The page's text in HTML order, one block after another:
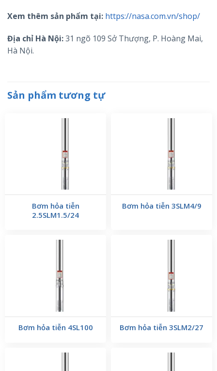
Xem thêm sản phẩm tại: https://nasa.com.vn/shop/
Địa chỉ Hà Nội:31 ngõ 109 Sở Thượng, P. Hoàng Mai,
Hà Nội.
Sản phẩm tương tự
Bơm hỏa tiễn
2.5SLM1.5/24
Bơm hỏa tiễn 3SLM4/9
Bơm hỏa tiễn 4SL100 Bơm hỏa tiễn 3SLM2/27